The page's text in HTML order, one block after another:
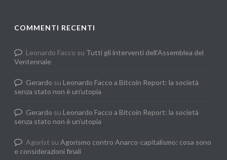
COMMENTI RECENTI
Leonardo Facco su Tutti gli interventi dell’Assemblea del
Ventennale
Gerardo su Leonardo Facco a Bitcoin Report: la società
senza stato non è un’utopia
Gerardo su Leonardo Facco a Bitcoin Report: la società
senza stato non è un’utopia
Agorist suAgorismo contro Anarco-capitalismo: cosa sono
e considerazioni finali